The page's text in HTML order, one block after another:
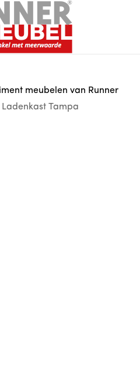
meubelen van Runner
Ladenkast Tampa